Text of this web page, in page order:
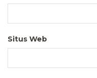
Situs Web